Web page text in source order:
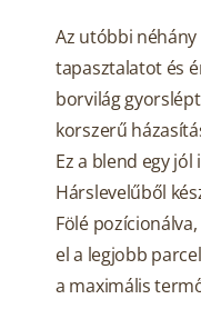
Az utóbbi néhány
tapasztalatot és
borvilág
korszerű
Ez a blend egy
Hárslevelűből
Fölé
el a legjobb
a maximális